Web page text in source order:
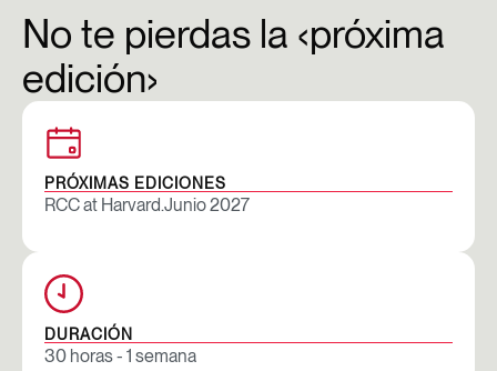
No te pierdas la ‹próxima
edición›
PRÓXIMAS EDICIONES
RCC at Harvard.Junio 2027
DURACIÓN
30 horas - 1 semana